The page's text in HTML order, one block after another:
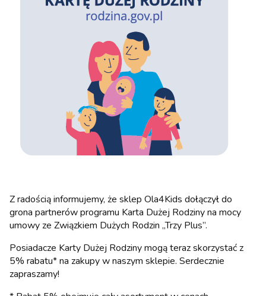
Z radością informujemy, że sklep Ola4Kids dołączył do
grona partnerów programu Karta Dużej Rodziny na mocy
umowy ze Związkiem Dużych Rodzin „Trzy Plus”.
Posiadacze Karty Dużej Rodziny mogą teraz skorzystać z
5% rabatu* na zakupy w naszym sklepie. Serdecznie
zapraszamy!